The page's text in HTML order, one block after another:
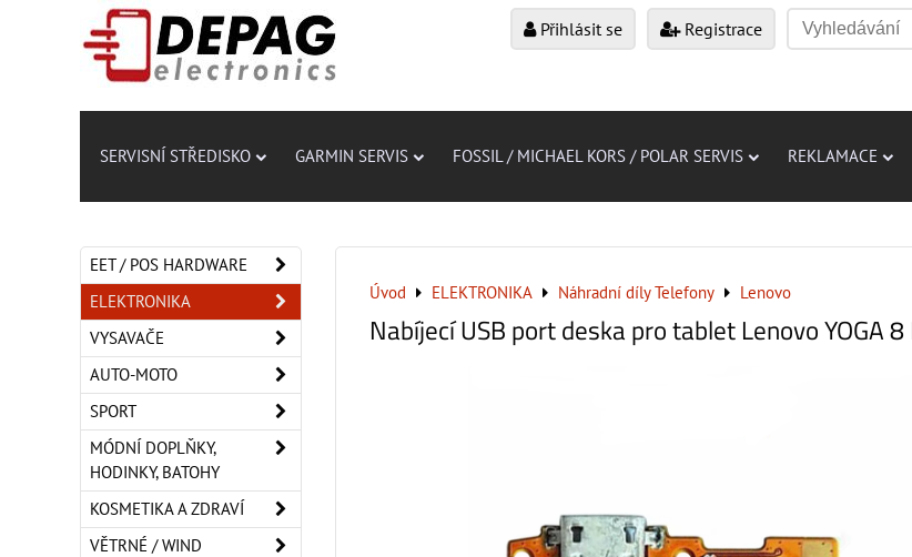
Přihlásit se Registrace
SERVISNÍ STŘEDISKO GARMIN SERVIS FOSSIL / MICHAEL KORS / POLAR SERVIS REKLAMACE
Úvod ELEKTRONIKA Náhradní díly Telefony Lenovo
Nabíjecí USB port deska pro tablet Lenovo YOGA
EET / POS HARDWARE
ELEKTRONIKA
VYSAVAČE
AUTO-MOTO
SPORT
MÓDNÍ DOPLŇKY,
HODINKY, BATOHY
KOSMETIKA A ZDRAVÍ
VĚTRNÉ / WIND